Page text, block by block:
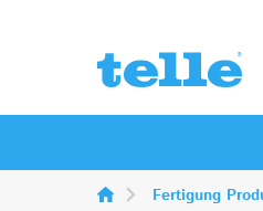
Fertigung